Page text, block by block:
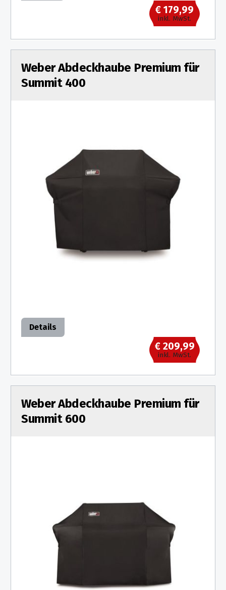
€ 179,99
inkl. MwSt.
Weber Abdeckhaube Premium für
Summit 400
Details
€ 209,99
inkl. MwSt.
Weber Abdeckhaube Premium für
Summit 600